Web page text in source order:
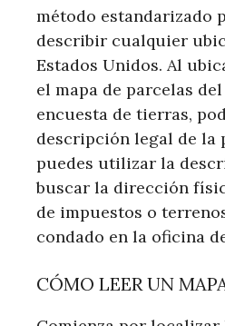
método estandarizado
describir cualquier
Estados Unidos. Al
el mapa de parcelas
encuesta de tierras,
descripción legal de la
puedes utilizar la
buscar la dirección
de impuestos o
condado en la oficina
CÓMO LEER UN